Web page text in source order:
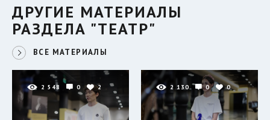
ДРУГИЕ МАТЕРИАЛЫ
РАЗДЕЛА "ТЕАТР"
ВСЕ МАТЕРИАЛЫ
2 548 0 2 2 130 0 0